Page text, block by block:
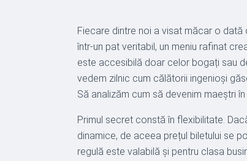
Fiecare dintre noi a visat măcar o
într-un pat veritabil, un meniu rafinat
este accesibilă doar celor bogați sau
vedem zilnic cum călătorii ingenioși
Să analizăm cum să devenim maeștri
Primul secret constă în flexibilitate.
dinamice, de aceea prețul biletului se
regulă este valabilă și pentru clasa